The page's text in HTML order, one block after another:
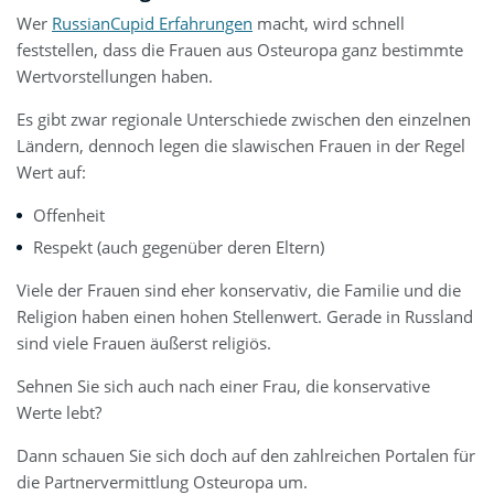
Wer RussianCupid Erfahrungen macht, wird schnell
feststellen, dass die Frauen aus Osteuropa ganz bestimmte
Wertvorstellungen haben.
Es gibt zwar regionale Unterschiede zwischen den einzelnen
Ländern, dennoch legen die slawischen Frauen in der Regel
Wert auf:
Offenheit
Respekt (auch gegenüber deren Eltern)
Viele der Frauen sind eher konservativ, die Familie und die
Religion haben einen hohen Stellenwert. Gerade in Russland
sind viele Frauen äußerst religiös.
Sehnen Sie sich auch nach einer Frau, die konservative
Werte lebt?
Dann schauen Sie sich doch auf den zahlreichen Portalen für
die Partnervermittlung Osteuropa um.